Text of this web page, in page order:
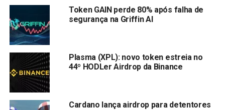
400.000 pela primeira vez!
E você sabia que pode ganhar tokens participando de
jogos e missões específicas no Telegram? Aqui estão os
4 airdrops do Telegram para ficar de olho e ganhar
dinheiro.
BLUM: O Airdrop da Exchange
Token GAIN perde 80% após falha de
segurança na Griffin AI
Plasma (XPL): novo token estreia no
44º HODLer Airdrop da Binance
Cardano lança airdrop para detentores